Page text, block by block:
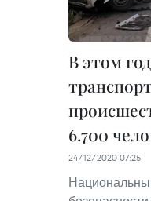
В этом
6.700
24/12/2020 07:25